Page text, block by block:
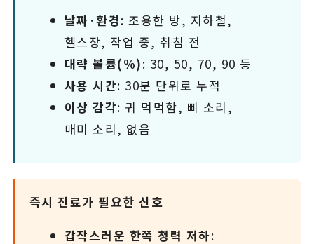
날짜·환경: 조용한 방, 지하철,
헬스장, 작업 중, 취침 전
대략 볼륨(%): 30, 50, 70, 90 등
사용 시간: 30분 단위로 누적
이상 감각: 귀 먹먹함, 삐 소리,
매미 소리, 없음
즉시 진료가 필요한 신호
갑작스러운 한쪽 청력 저하: